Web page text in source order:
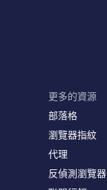
更多的資源
部落格
瀏覽器指紋
代理
反偵測瀏覽器